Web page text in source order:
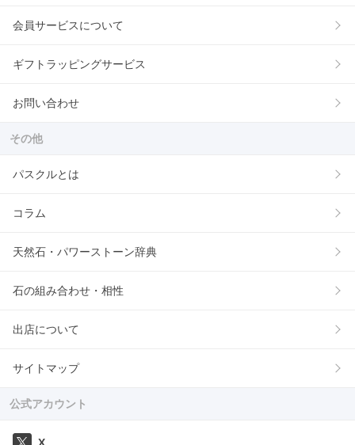
会員サービスについて
ギフトラッピングサービス
お問い合わせ
その他
パスクルとは
コラム
天然石・パワーストーン辞典
石の組み合わせ・相性
出店について
サイトマップ
公式アカウント